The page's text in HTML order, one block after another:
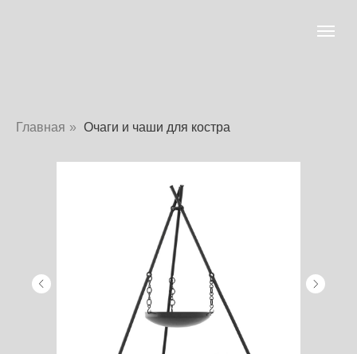
Главная » Очаги и чаши для костра